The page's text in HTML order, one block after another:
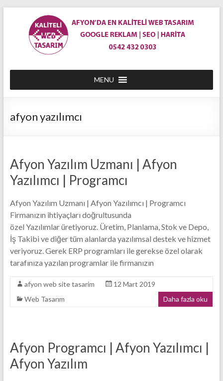
content
En
Ucuz
Web
Tasarım
|
Afyon'da
Web
Tasarım
Firması
MENU
afyon yazılımcı
Afyon Yazılım Uzmanı | Afyon
Yazılımcı | Programcı
Afyon Yazılım Uzmanı | Afyon Yazılımcı | Programcı
Firmanızın ihtiyaçları doğrultusunda
özel Yazılımlar üretiyoruz. Üretim, Planlama, Stok ve Depo,
İş Takibi ve diğer tüm alanlarda yazılımsal destek ve hizmet
veriyoruz. Gerek ERP programları ile gerekse özel olarak
tarafınıza yazılan programlar ile firmanızın
afyon web site tasarim
12 Mart 2019
Web Tasarım
Daha fazla oku
Afyon Programcı | Afyon Yazılımcı |
Afyon Yazılım